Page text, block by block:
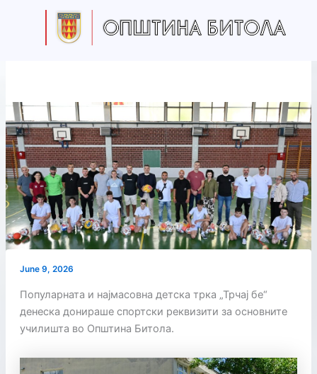
June 9, 2026
Популарната и најмасовна детска трка „Трчај бе“
денеска донираше спортски реквизити за основните
училишта во Општина Битола.